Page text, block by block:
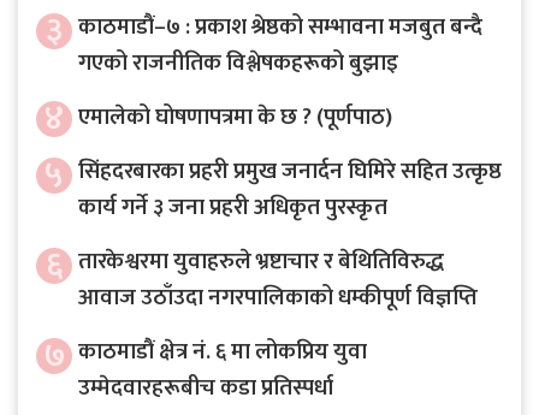
३ काठमाडौं–७ : प्रकाश श्रेष्ठको सम्भावना मजबुत बन्दै
गएको राजनीतिक विश्लेषकहरूको बुझाइ
४ एमालेको घोषणापत्रमा के छ ? (पूर्णपाठ)
५ सिंहदरबारका प्रहरी प्रमुख जनार्दन घिमिरे सहित उत्कृष्ठ
कार्य गर्ने ३ जना प्रहरी अधिकृत पुरस्कृत
६ तारकेश्वरमा युवाहरुले भ्रष्टाचार र बेथितिविरुद्ध
आवाज उठाँउदा नगरपालिकाको धम्कीपूर्ण विज्ञप्ति
७ काठमाडौं क्षेत्र नं. ६ मा लोकप्रिय युवा
उम्मेदवारहरूबीच कडा प्रतिस्पर्धा